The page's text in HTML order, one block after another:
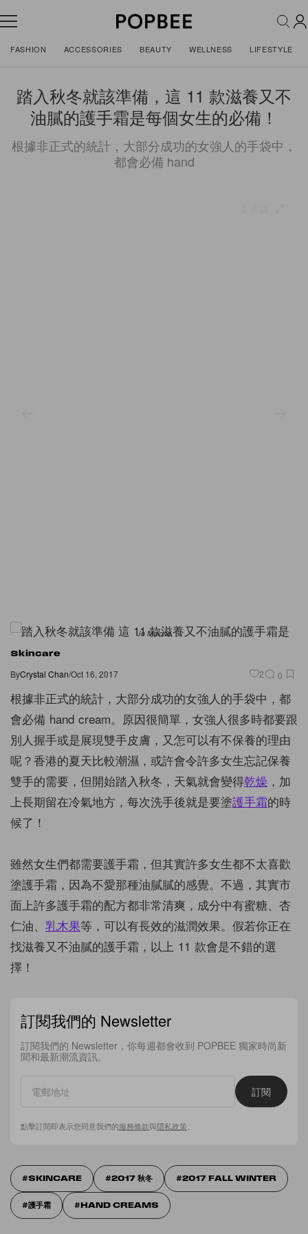
FASHION ACCESSORIES BEAUTY WELLNESS LIFESTYLE
踏入秋冬就該準備，這 11 款滋養又不
油膩的護手霜是每個女生的必備！
根據非正式的統計，大部分成功的女強人的手袋中，
都會必備 hand
Jo Malone
Skincare
ByCrystal Chan/Oct 16, 2017 2 0
根據非正式的統計，大部分成功的女強人的手袋中，都
會必備 hand cream。原因很簡單，女強人很多時都要跟
別人握手或是展現雙手皮膚，又怎可以有不保養的理由
呢？香港的夏天比較潮濕，或許會令許多女生忘記保養
雙手的需要，但開始踏入秋冬，天氣就會變得乾燥 ，加
上長期留在冷氣地方，每次洗手後就是要塗護手霜的時
候了！
雖然女生們都需要護手霜，但其實許多女生都不太喜歡
塗護手霜，因為不愛那種油膩膩的感覺。不過，其實市
面上許多護手霜的配方都非常清爽，成分中有蜜糖、杏
仁油、 乳木果等，可以有長效的滋潤效果。假若你正在
找滋養又不油膩的護手霜，以上 11 款會是不錯的選
擇！
訂閱我們的 Newsletter
訂閱我們的 Newsletter，你每週都會收到 POPBEE 獨家時尚新
聞和最新潮流資訊。
訂閱
點擊訂閱即表示您同意我們的服務條款與隱私政策
SKINCARE 2017 秋冬 2017 FALL WINTER
護手霜 HAND CREAMS